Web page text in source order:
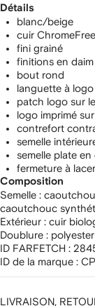
Détails
blanc/beige
cuir
fini grainé
finitions en daim
bout rond
languette à
patch logo sur
logo imprimé
contrefort
semelle
semelle plate
fermeture à
Composition
Semelle :
caoutchouc
Extérieur : cuir
Doublure :
ID FARFETCH :
ID de la marque :
LIVRAISON,